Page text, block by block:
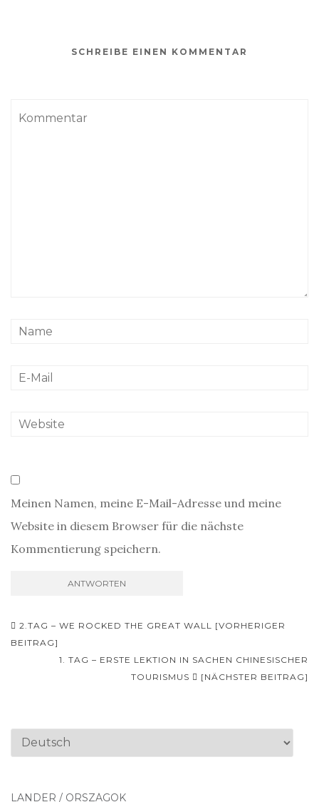
SCHREIBE EINEN KOMMENTAR
Meinen Namen, meine E-Mail-Adresse und meine
Website in diesem Browser für die nächste
Kommentierung speichern.
Beitrags-
Navigation
2.TAG – WE ROCKED THE GREAT WALL [VORHERIGER
BEITRAG]
1. TAG – ERSTE LEKTION IN SACHEN CHINESISCHER
TOURISMUS
[NÄCHSTER BEITRAG]
Sprache
LÄNDER / ORSZÁGOK